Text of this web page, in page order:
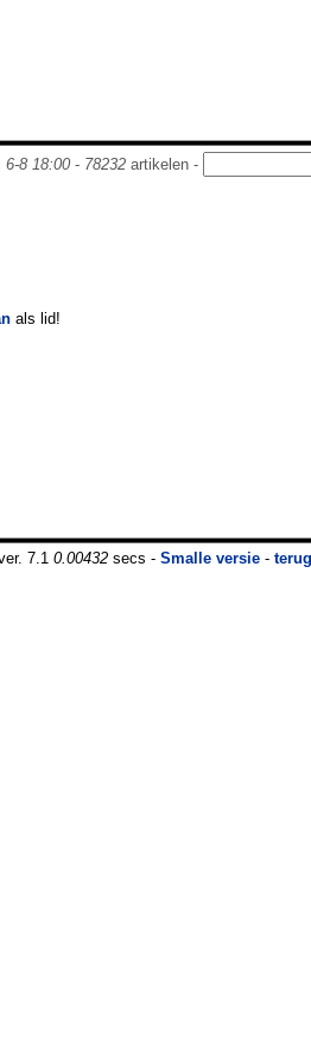
6-8 18:00- 78232artikelen -
als lid!
7.1 0.00432secs - Smalle versie-